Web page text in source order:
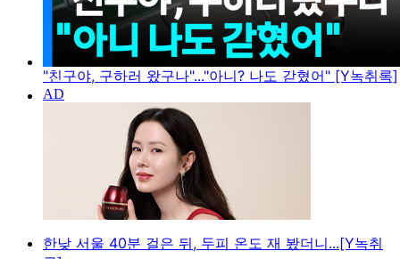
"친구야, 구하러 왔구나"..."아니? 나도 갇혔어" [Y녹취록]
한낮 서울 40분 걸은 뒤, 두피 온도 재 봤더니...[Y녹취